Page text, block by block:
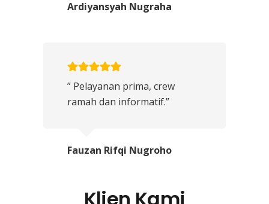
Ardiyansyah Nugraha
” Pelayanan prima, crew
ramah dan informatif.”
Fauzan Rifqi Nugroho